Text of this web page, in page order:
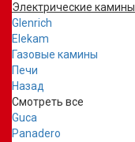
Электрические камины
Glenrich
Elekam
Газовые камины
Печи
Назад
Смотреть все
Guca
Panadero